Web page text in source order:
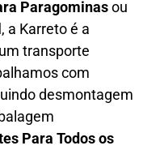
Paragominasou
, a Karretoé a
transporte
com
desmontagem
Para Todos os